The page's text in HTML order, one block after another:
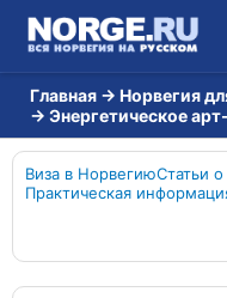
Главная → Норвегия
→ Энергетическое
Виза в НорвегиюСтатьи
Практическая